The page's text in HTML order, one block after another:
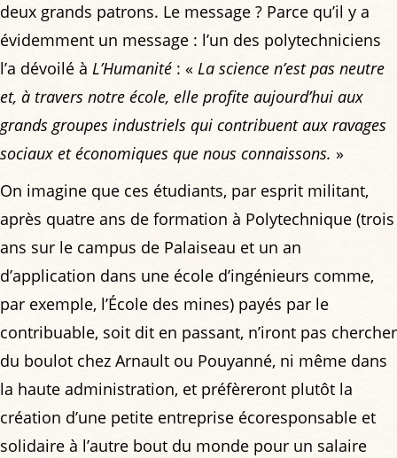
deux grands patrons. Le message ? Parce qu’il y a
évidemment un message : l’un des polytechniciens
l’a dévoilé à L’Humanité : « La science n’est pas neutre
et, à travers notre école, elle profite aujourd’hui aux
grands groupes industriels qui contribuent aux ravages
sociaux et économiques que nous connaissons. »
On imagine que ces étudiants, par esprit militant,
après quatre ans de formation à Polytechnique (trois
ans sur le campus de Palaiseau et un an
d’application dans une école d’ingénieurs comme,
par exemple, l’École des mines) payés par le
contribuable, soit dit en passant, n’iront pas chercher
du boulot chez Arnault ou Pouyanné, ni même dans
la haute administration, et préfèreront plutôt la
création d’une petite entreprise écoresponsable et
solidaire à l’autre bout du monde pour un salaire